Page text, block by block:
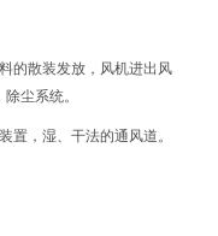
的散装发放，风机进出风
尘系统。
置，湿、干法的通风道。